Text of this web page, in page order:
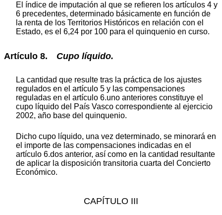
El índice de imputación al que se refieren los artículos 4 y
6 precedentes, determinado básicamente en función de
la renta de los Territorios Históricos en relación con el
Estado, es el 6,24 por 100 para el quinquenio en curso.
Artículo 8. Cupo líquido.
La cantidad que resulte tras la práctica de los ajustes
regulados en el artículo 5 y las compensaciones
reguladas en el artículo 6.uno anteriores constituye el
cupo líquido del País Vasco correspondiente al ejercicio
2002, año base del quinquenio.
Dicho cupo líquido, una vez determinado, se minorará en
el importe de las compensaciones indicadas en el
artículo 6.dos anterior, así como en la cantidad resultante
de aplicar la disposición transitoria cuarta del Concierto
Económico.
CAPÍTULO III